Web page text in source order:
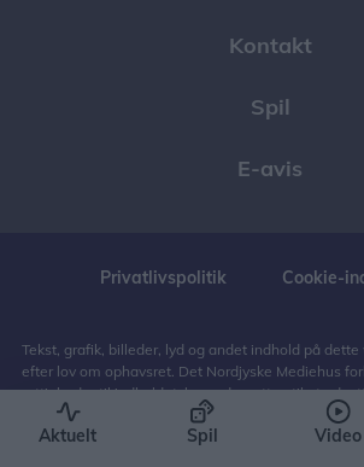
Kontakt
Spil
E-avis
Privatlivspolitik Cookie-
Tekst, grafik, billeder, lyd og andet indhold på
efter lov om ophavsret. Det Nordjyske Mediehus
rettigheder til indholdet, herunder retten til at
henblik på tekst- og datamining, jf.
direktivets artikel 4.
Aktuelt Spil Video